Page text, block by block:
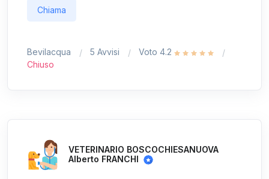
Chiama
Bevilacqua 5 Avvisi
Voto 4.2
Chiuso
VETERINARIO BOSCOCHIESANUOVA
Alberto FRANCHI